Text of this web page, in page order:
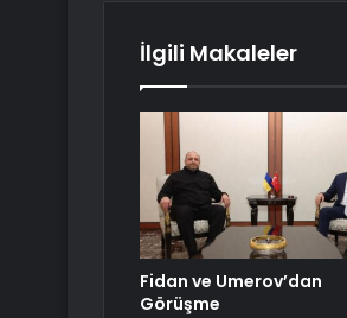
İlgili Makaleler
Fidan ve Umerov’dan
Görüşme